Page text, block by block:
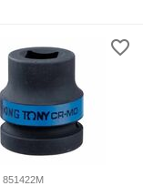
851422M